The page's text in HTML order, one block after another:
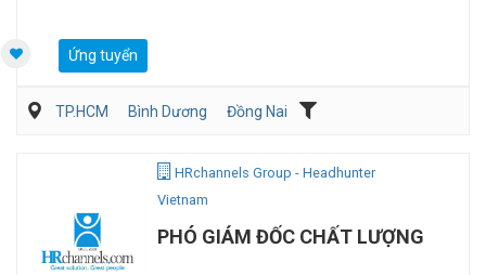
Ứng tuyển
TP.HCM Bình Dương
Đồng Nai
HRchannels Group - Headhunter
Vietnam
PHÓ GIÁM ĐỐC CHẤT LƯỢNG